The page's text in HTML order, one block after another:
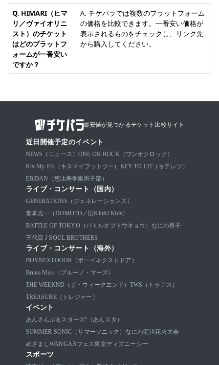
Q. HIMARI（ヒマ
リ／ヴァイオリニ
スト）のチケット
はどのプラットフ
ォームが一番安い
ですか？
A. チケパラでは複数のプラットフォーム
の価格を比較できます。一番安い価格が
表示されるものをチェックし、リンク先
から購入してください。
最安値が見つかるチケット比較サイト
近日開催予定のイベント
NEWS（ニュース） ONE OK ROCK（ワンオクロック）
Kis-My-Ft2（キスマイフットツー） KEY TO LIT（キテレツ）
EBiDAN（恵比寿学園男子部）
ライブ・コンサート（国内）
GENERATIONS（ジェネレーションズ）
堂本光一（DOMOTO／旧KinKi Kids）
BATTLE OF TOKYO（バトルオブトウキョウ）
なにわ男子
三代目 J SOUL BROTHERS
ライブ・コンサート（海外）
BOYNEXTDOOR（ボーイネクストドア）
Bruno Mars（ブルーノ・マーズ）
THE WEEKND（ザ・ウィークエンド） TWS（トゥアス）
TREASURE（トレジャー）
イベント
あんさんぶるスターズ!（あんスタ）
SUMMER SONIC（サマーソニック） なにわ淀川花火大会
めざましWANGANフェス東京ディズニーシー
スポーツ